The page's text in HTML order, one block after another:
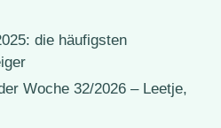
die häufigsten
Woche 32/2026 – Leetje,